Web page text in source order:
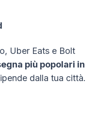
Uber Eats e Bolt
più popolari in
dalla tua città.